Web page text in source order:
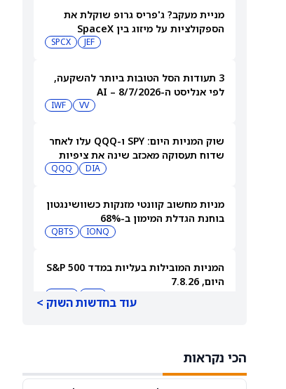
מניית מעקב? ג'פריס גרופ שוקלת את
הספקולציות על מיזוג בין SpaceX
JEF
SPCX
3 תעודות הסל הטובות ביותר להשקעה,
לפי אנליסט ה-AI – 8/7/2026
VV
IWF
שוק המניות היום: SPY ו-QQQ עלו לאחר
שדוח תעסוקה מאכזב שינה את ציפיות
DIA
QQQ
מניות מחשוב קוונטי מזנקות כשוושינגטון
בוחנת הגדלת המימון ב-68%
IONQ
QBTS
המניות המובילות בעליות במדד S&P 500
היום, 7.8.26
(NASDAQ:PSKY) עלתה בכל זאת
עוד בחדשות השוק >
הכי נקראות